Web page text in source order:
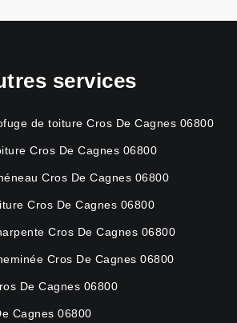
services
de toiture Cros De Cagnes 06800
Cros De Cagnes 06800
Cros De Cagnes 06800
Cros De Cagnes 06800
Cros De Cagnes 06800
Cros De Cagnes 06800
De Cagnes 06800
Cagnes 06800